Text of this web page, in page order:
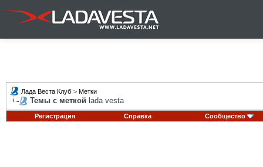
Лада Веста Клуб > Метки
Темы с меткой lada vesta
Регистрация Справка Сообщество